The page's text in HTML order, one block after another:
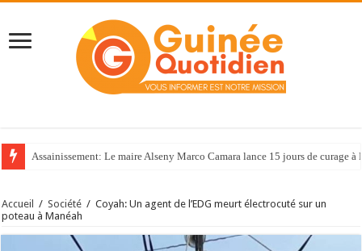
Assainissement: Le maire Alseny Marco Camara lance 15 jours de curage à
Accueil / Société / Coyah: Un agent de l’EDG meurt électrocuté sur un
poteau à Manéah